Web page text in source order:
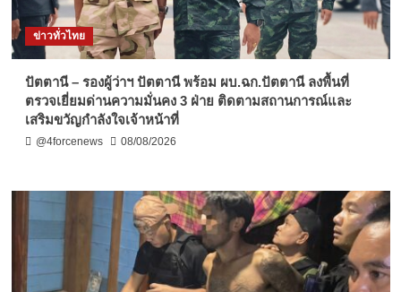
ข่าวทั่วไทย
ปัตตานี – รองผู้ว่าฯ ปัตตานี พร้อม ผบ.ฉก.ปัตตานี ลงพื้นที่
ตรวจเยี่ยมด่านความมั่นคง 3 ฝ่าย ติดตามสถานการณ์และ
เสริมขวัญกำลังใจเจ้าหน้าที่
@4forcenews 08/08/2026